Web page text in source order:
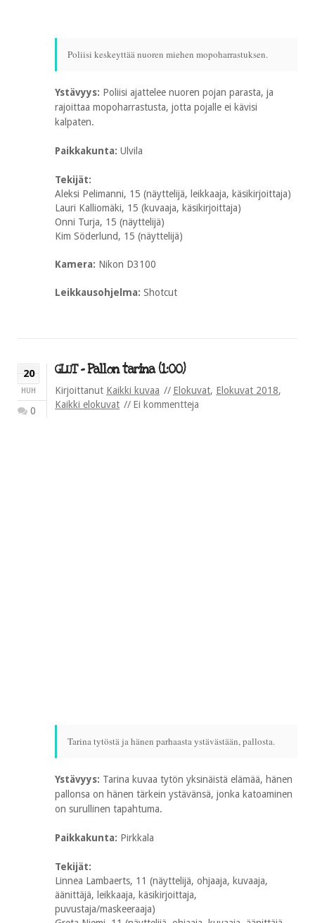
Poliisi keskeyttää nuoren miehen mopoharrastuksen.
Ystävyys: Poliisi ajattelee nuoren pojan parasta, ja
rajoittaa mopoharrastusta, jotta pojalle ei kävisi
kalpaten.
Paikkakunta: Ulvila
Tekijät:
Aleksi Pelimanni, 15 (näyttelijä, leikkaaja, käsikirjoittaja)
Lauri Kalliomäki, 15 (kuvaaja, käsikirjoittaja)
Onni Turja, 15 (näyttelijä)
Kim Söderlund, 15 (näyttelijä)
Kamera: Nikon D3100
Leikkausohjelma: Shotcut
20
HUH
0
GLUT – Pallon tarina (1:00)
Kirjoittanut Kaikki kuvaa Elokuvat, Elokuvat 2018,
Kaikki elokuvat
Ei kommentteja
Tarina tytöstä ja hänen parhaasta ystävästään, pallosta.
Ystävyys: Tarina kuvaa tytön yksinäistä elämää, hänen
pallonsa on hänen tärkein ystävänsä, jonka katoaminen
on surullinen tapahtuma.
Paikkakunta: Pirkkala
Tekijät:
Linnea Lambaerts, 11 (näyttelijä, ohjaaja, kuvaaja,
äänittäjä, leikkaaja, käsikirjoittaja,
puvustaja/maskeeraaja)